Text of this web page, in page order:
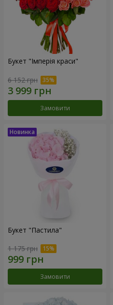
Букет "Імперія краси"
6 152 грн
Замовити
Букет "Пастила"
1 175 грн
Замовити